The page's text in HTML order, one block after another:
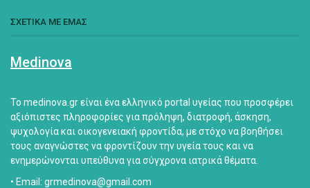
ΣΧΕΤΙΚΑ ΜΕ ΕΜΑΣ
Medinova
Το medinova.gr είναι ένα ελληνικό portal υγείας που προσφέρει
αξιόπιστες πληροφορίες για πρόληψη, διατροφή, άσκηση,
ψυχολογία και οικογενειακή φροντίδα, με στόχο να βοηθήσει
τους αναγνώστες να φροντίζουν την υγεία τους και να
ενημερώνονται υπεύθυνα για σύγχρονα ιατρικά θέματα.
• Email: grmedinova@gmail.com